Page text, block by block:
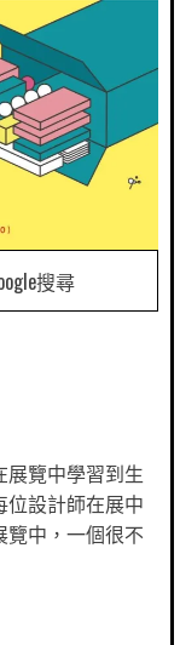
搜尋
展覽中學習到生
位設計師在展中
覽中，一個很不